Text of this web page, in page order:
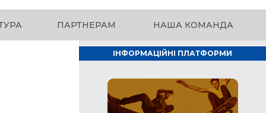
ПАРТНЕРАМ НАША КОМАНДА
ІНФОРМАЦІЙНІ ПЛАТФОРМИ